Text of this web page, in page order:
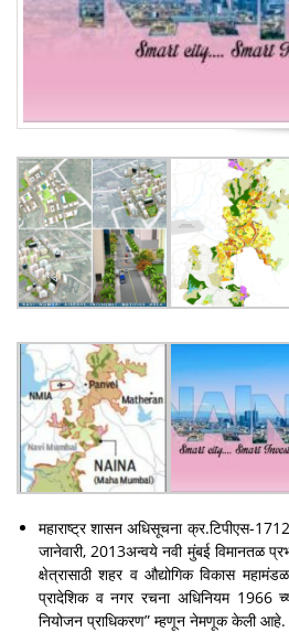
महाराष्ट्र शासन अधिसूचना क्र.टिपीएस-
जानेवारी, 2013अन्वये नवी मुंबई विमानतळ
क्षेत्रासाठी शहर व औद्योगिक विकास
प्रादेशिक व नगर रचना अधिनियम 1966
नियोजन प्राधिकरण” म्हणून नेमणूक केली आहे.